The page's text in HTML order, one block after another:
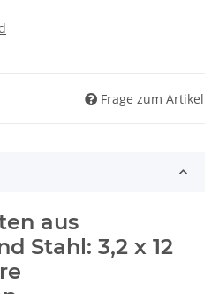
Frage zum Artikel
aus
Stahl: 3,2 x 12